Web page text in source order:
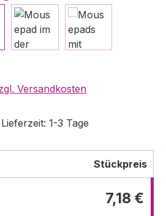
Versandkosten
1-3 Tage
Stückpreis
7,18 €